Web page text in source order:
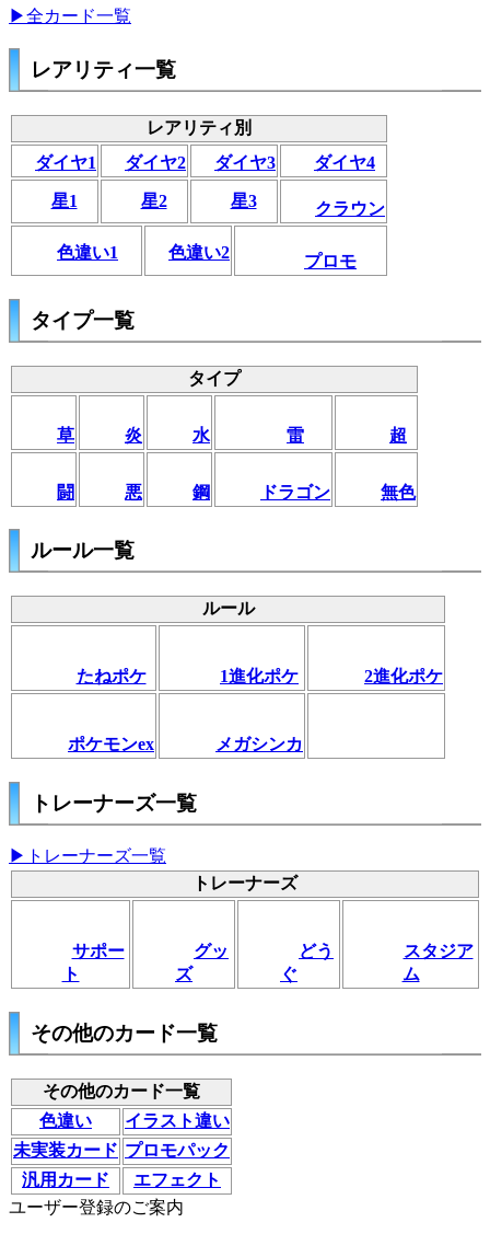
▶全カード一覧
レアリティ一覧
レアリティ別
ダイヤ1
ダイヤ2 ダイヤ3 ダイヤ4
星1 星2 星3 クラウン
色違い1 色違い2 プロモ
タイプ一覧
タイプ
草 炎 水 雷 超
闘 悪 鋼 ドラゴン 無色
ルール一覧
ルール
たねポケ 1進化ポケ 2進化ポケ
ポケモンex メガシンカ
トレーナーズ一覧
▶トレーナーズ一覧
トレーナーズ
サポー
ト
グッ
ズ
どう
ぐ
スタジア
ム
その他のカード一覧
その他のカード一覧
色違い
イラスト違い
未実装カード プロモパック
汎用カード
エフェクト
ユーザー登録のご案内